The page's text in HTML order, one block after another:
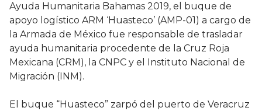
Ayuda Humanitaria Bahamas 2019, el buque de
apoyo logístico ARM ‘Huasteco’ (AMP-01) a cargo de
la Armada de México fue responsable de trasladar
ayuda humanitaria procedente de la Cruz Roja
Mexicana (CRM), la CNPC y el Instituto Nacional de
Migración (INM).
El buque “Huasteco” zarpó del puerto de Veracruz